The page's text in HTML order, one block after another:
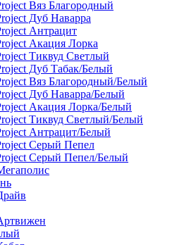
Вяз Благородный
Дуб Наварра
Антрацит
Акация Лорка
Тиквуд Светлый
Дуб Табак/Белый
Вяз Благородный/Белый
Дуб Наварра/Белый
Акация Лорка/Белый
Тиквуд Светлый/Белый
Антрацит/Белый
Серый Пепел
Серый Пепел/Белый